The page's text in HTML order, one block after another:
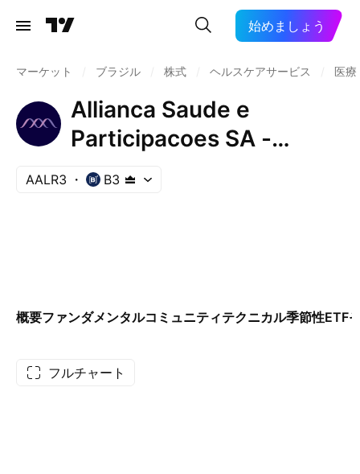
始めましょう
マーケット ブラジル 株式 ヘルスケアサービス 医療
Allianca Saude e
Participacoes SA -
ALLIAR
AALR3 B3
概要ファンダメンタルコミュニティテクニカル季節性ETF
フルチャート